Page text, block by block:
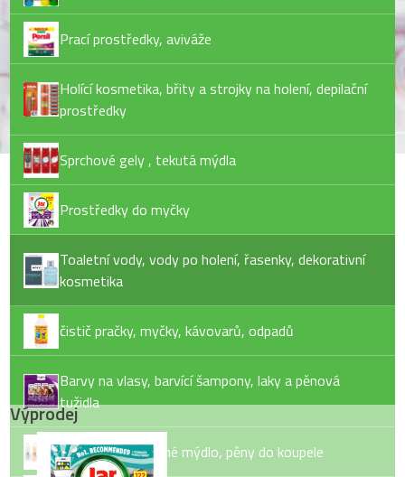
Prací prostředky, aviváže
Holící kosmetika, břity a strojky na holení, depilační
prostředky
Sprchové gely , tekutá mýdla
Prostředky do myčky
Toaletní vody, vody po holení, řasenky, dekorativní
kosmetika
čistič pračky, myčky, kávovarů, odpadů
Barvy na vlasy, barvící šampony, laky a pěnová
tužidla
Tekuté mýdlo, tuhé mýdlo, pěny do koupele
Výprodej